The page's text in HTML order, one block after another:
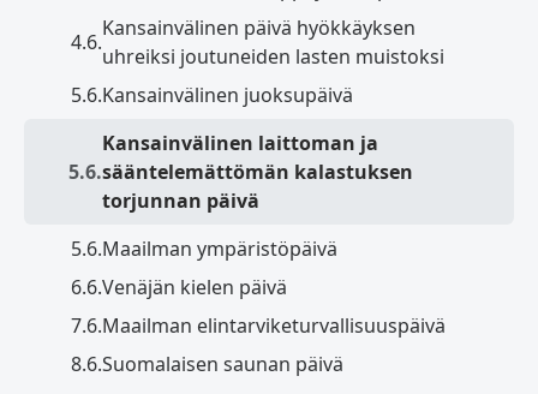
4.6.
Kansainvälinen päivä hyökkäyksen
uhreiksi joutuneiden lasten muistoksi
5.6.Kansainvälinen juoksupäivä
5.6.
Kansainvälinen laittoman ja
sääntelemättömän kalastuksen
torjunnan päivä
5.6.Maailman ympäristöpäivä
6.6.Venäjän kielen päivä
7.6.Maailman elintarviketurvallisuuspäivä
8.6.Suomalaisen saunan päivä